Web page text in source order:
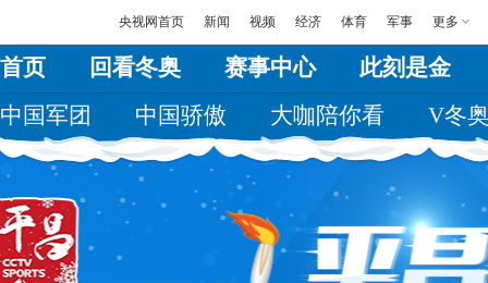
央视网首页 新闻 视频 经济 体育 军事 更多
首页 回看冬奥 赛事中心
此刻是金
中国军团
中国骄傲 大咖陪你看 V冬